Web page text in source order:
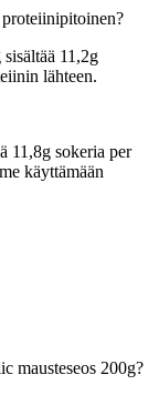
11,2g
lähteen.
11,8g sokeria per
käyttämään
mausteseos 200g?